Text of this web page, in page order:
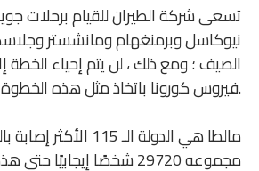
تسعى شركة الطيران للقيام برحلات
نيوكاسل وبرمنغهام ومانشستر
الصيف ؛ ومع ذلك ، لن يتم إحياء
فيروس كورونا باتخاذ مثل هذه الخطوة.
مالطا هي الدولة الـ
مجموعه 29720 شخصًا إيجابيًا